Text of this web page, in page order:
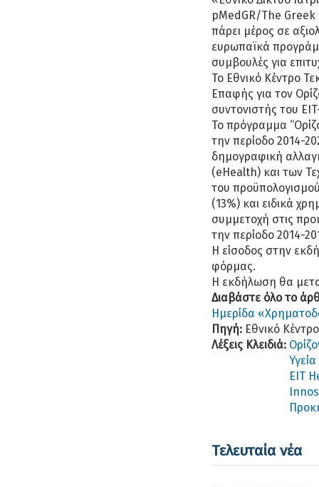
pMedGR/The
πάρει μέρος σε
ευρωπαϊκά
συμβουλές για
Το Εθνικό Κέντρο
Επαφής για τον
συντονιστής του
Το πρόγραμμα
την περίοδο 2014-
δημογραφική
(eHealth) και των
του
(13%) και ειδικά
συμμετοχή στις
την περίοδο 2014-
Η είσοδος στην
φόρμας.
Η εκδήλωση θα
Διαβάστε όλο το
Ημερίδα
Πηγή: Εθνικό
Λέξεις Κλειδιά:
Υγεία
EIT
Τελευταία νέα